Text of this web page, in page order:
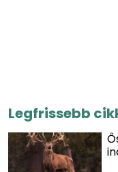
Legfrissebb